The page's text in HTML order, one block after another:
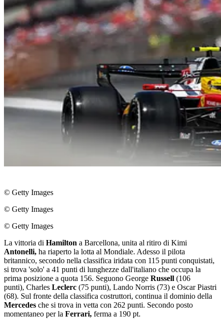
© Getty Images
© Getty Images
© Getty Images
La vittoria di Hamilton a Barcellona, unita al ritiro di Kimi
Antonelli, ha riaperto la lotta al Mondiale. Adesso il pilota
britannico, secondo nella classifica iridata con 115 punti conquistati,
si trova 'solo' a 41 punti di lunghezze dall'italiano che occupa la
prima posizione a quota 156. Seguono George Russell (106
punti), Charles Leclerc (75 punti), Lando Norris (73) e Oscar Piastri
(68). Sul fronte della classifica costruttori, continua il dominio della
Mercedes che si trova in vetta con 262 punti. Secondo posto
momentaneo per la Ferrari, ferma a 190 pt.